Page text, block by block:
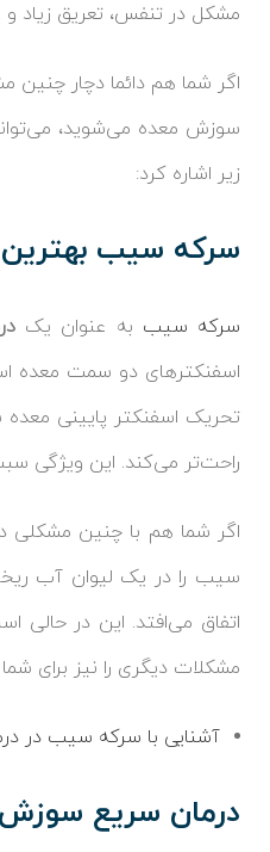
مشکل در تنفس، تعریق زیاد و
اگر شما هم دائما دچار چنین
سوزش معده می‌شوید،
زیر اشاره کرد:
سرکه سیب
سرکه سیب به عنوان یک
اسفنکترهای دو سمت معده
تحریک اسفنکتر پایینی
راحت‌تر می‌کند. این ویژگی
اگر شما هم با چنین مشکلی
سیب را در یک لیوان آب
اتفاق می‌افتد. این در حالی
مشکلات دیگری را نیز برای شما
آشنایی با سرکه سیب در
درمان سریع سوزش